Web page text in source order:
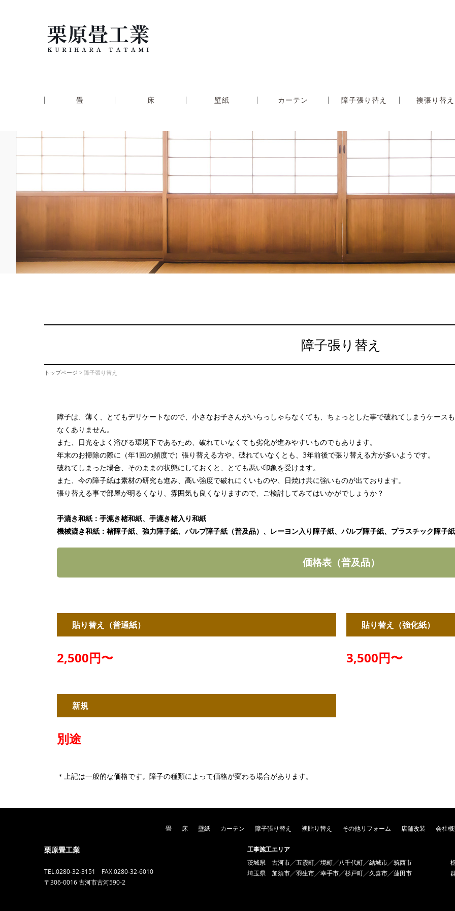
畳 床 壁紙 カーテン 障子張り替え 襖張り替え
障子張り替え
トップページ > 障子張り替え
障子は、薄く、とてもデリケートなので、小さなお子さんがいらっしゃらなくても、ちょっとした事で破れてしまうケース
なくありません。
また、日光をよく浴びる環境下であるため、破れていなくても劣化が進みやすいものでもあります。
年末のお掃除の際に（年1回の頻度で）張り替える方や、破れていなくとも、3年前後で張り替える方が多いようです。
破れてしまった場合、そのままの状態にしておくと、とても悪い印象を受けます。
また、今の障子紙は素材の研究も進み、高い強度で破れにくいものや、日焼け共に強いものが出ております。
張り替える事で部屋が明るくなり、雰囲気も良くなりますので、ご検討してみてはいかがでしょうか？
手漉き和紙：手漉き楮和紙、手漉き楮入り和紙
機械漉き和紙：楮障子紙、強力障子紙、パルプ障子紙（普及品）、レーヨン入り障子紙、パルプ障子紙、プラスチック障子紙
価格表（普及品）
貼り替え（普通紙）
2,500円〜
貼り替え（強化紙）
3,500円〜
新規
別途
＊上記は一般的な価格です。障子の種類によって価格が変わる場合があります。
畳 床 壁紙 カーテン 障子張り替え 襖貼り替え その他リフォーム 店舗改装 会社
栗原畳工業
TEL.0280-32-3151 FAX.0280-32-6010
〒306-0016 古河市古河590-2
工事施工エリア
茨城県 古河市╱五霞町╱境町╱八千代町╱結城市╱筑西市
埼玉県 加須市╱羽生市╱幸手市╱杉戸町╱久喜市╱蓮田市